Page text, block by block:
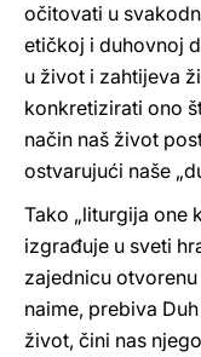
očitovati u
etičkoj i duhovnoj
u život i zahtijeva
konkretizirati ono
način naš život
ostvarujući naše
Tako „liturgija one
izgrađuje u sveti
zajednicu
naime, prebiva
život, čini nas